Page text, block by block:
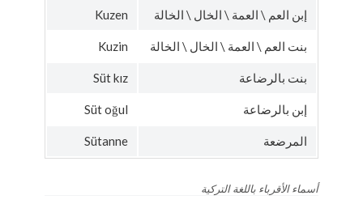
إبن العم \ العمة \ الخال \ الخالة Kuzen
بنت العم \ العمة \ الخال \ الخالة Kuzin
بنت بالرضاعة Süt kız
إبن بالرضاعة Süt oğul
المرضعة Sütanne
أسماء الأقرباء باللغة التركية